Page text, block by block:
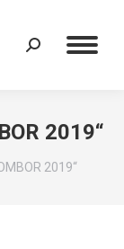
Search:
2019“
2019“